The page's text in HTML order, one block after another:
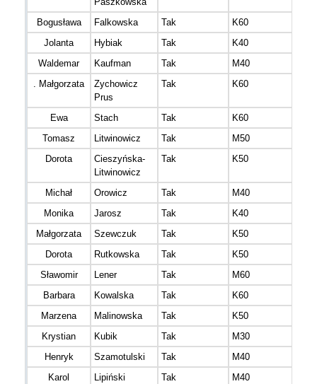
Bogusława
Falkowska Tak
K60
Jolanta
Hybiak Tak
K40
Waldemar
Kaufman Tak
M40
. Małgorzata
Zychowicz
Prus
Tak K60
Ewa Stach Tak
K60
Tomasz
Litwinowicz Tak
M50
Dorota
Cieszyńska-
Litwinowicz
Tak K50
Michał Orowicz Tak
M40
Monika
Jarosz Tak
K40
Małgorzata
Szewczuk Tak
K50
Dorota
Rutkowska Tak
K50
Sławomir
Lener Tak
M60
Barbara
Kowalska Tak
K60
Marzena
Malinowska Tak
K50
Krystian
Kubik Tak
M30
Henryk
Szamotulski Tak
M40
Karol
Lipiński Tak
M40